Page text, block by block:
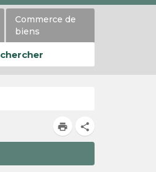
Commerce de
biens
print share